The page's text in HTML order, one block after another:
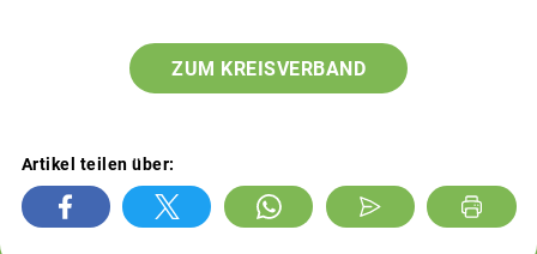
ZUM KREISVERBAND
Artikel teilen über: